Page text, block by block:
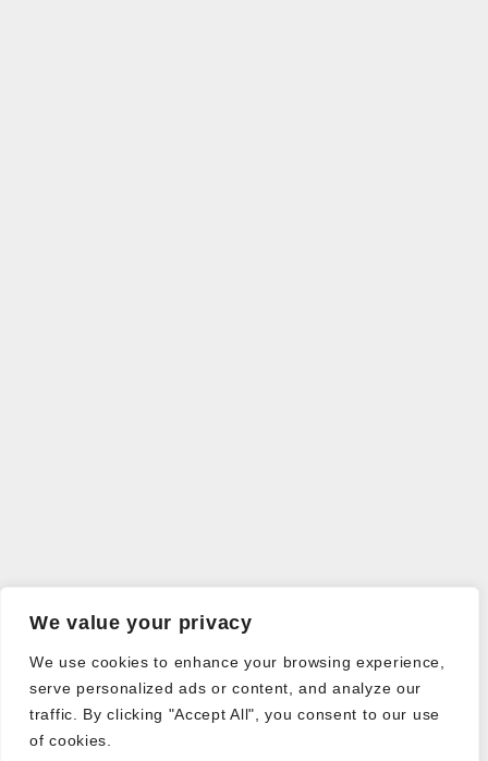
We value your privacy
We use cookies to enhance your browsing experience,
serve personalized ads or content, and analyze our
traffic. By clicking "Accept All", you consent to our use
of cookies.